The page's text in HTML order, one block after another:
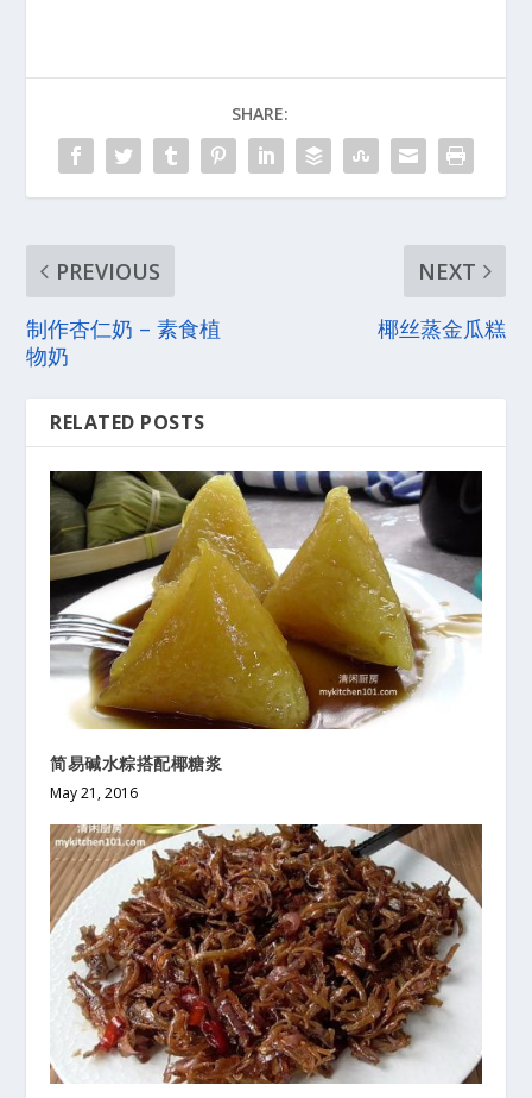
SHARE:
PREVIOUS
制作杏仁奶 – 素食植
物奶
NEXT
椰丝蒸金瓜糕
RELATED POSTS
简易碱水粽搭配椰糖浆
May 21, 2016